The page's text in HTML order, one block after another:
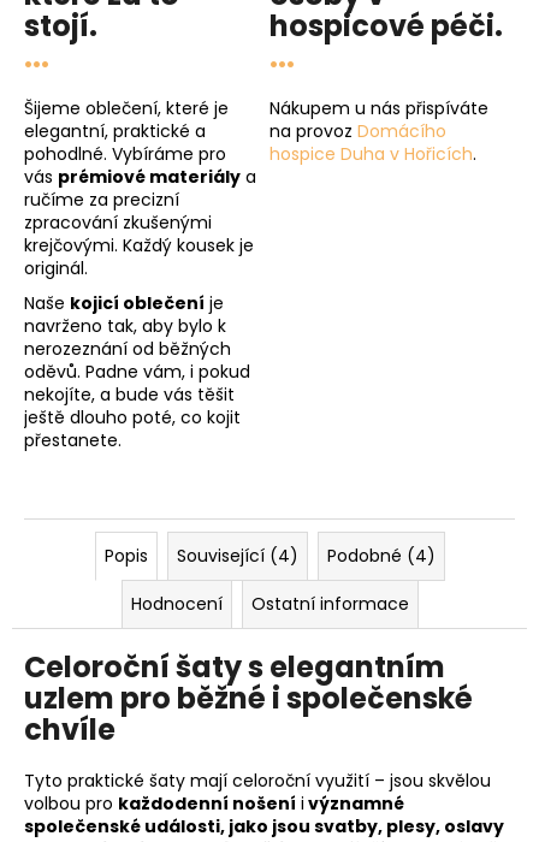
stojí.
...
Šijeme oblečení, které je
elegantní, praktické a
pohodlné. Vybíráme pro
vás prémiové materiály a
ručíme za precizní
zpracování zkušenými
krejčovými. Každý kousek je
originál.
Naše kojicí oblečení je
navrženo tak, aby bylo k
nerozeznání od běžných
oděvů. Padne vám, i pokud
nekojíte, a bude vás těšit
ještě dlouho poté, co kojit
přestanete.
hospicové péči.
...
Nákupem u nás přispíváte
na provoz Domácího
hospice Duha v Hořicích.
Popis Související (4)
Podobné (4)
Hodnocení
Ostatní informace
Celoroční šaty s elegantním
uzlem pro běžné i společenské
chvíle
Tyto praktické šaty mají celoroční využití – jsou skvělou
volbou pro každodenní nošení i významné
společenské události, jako jsou svatby, plesy, oslavy